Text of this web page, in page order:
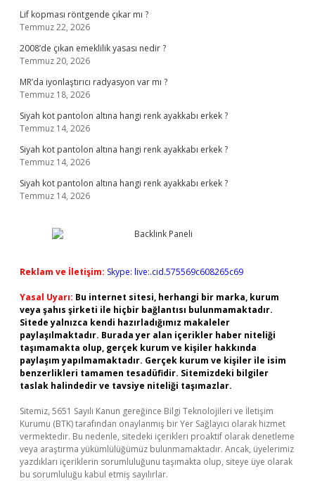
Lif kopması röntgende çıkar mı ?
Temmuz 22, 2026
2008’de çıkan emeklilik yasası nedir ?
Temmuz 20, 2026
MR’da iyonlaştırıcı radyasyon var mı ?
Temmuz 18, 2026
Siyah kot pantolon altına hangi renk ayakkabı erkek ?
Temmuz 14, 2026
Siyah kot pantolon altına hangi renk ayakkabı erkek ?
Temmuz 14, 2026
Siyah kot pantolon altına hangi renk ayakkabı erkek ?
Temmuz 14, 2026
Reklam ve İletişim: Skype: live:.cid.575569c608265c69
Yasal Uyarı: Bu internet sitesi, herhangi bir marka, kurum
veya şahıs şirketi ile hiçbir bağlantısı bulunmamaktadır.
Sitede yalnızca kendi hazırladığımız makaleler
paylaşılmaktadır. Burada yer alan içerikler haber niteliği
taşımamakta olup, gerçek kurum ve kişiler hakkında
paylaşım yapılmamaktadır. Gerçek kurum ve kişiler ile isim
benzerlikleri tamamen tesadüfidir. Sitemizdeki bilgiler
taslak halindedir ve tavsiye niteliği taşımazlar.
Sitemiz, 5651 Sayılı Kanun gereğince Bilgi Teknolojileri ve İletişim
Kurumu (BTK) tarafından onaylanmış bir Yer Sağlayıcı olarak hizmet
vermektedir. Bu nedenle, sitedeki içerikleri proaktif olarak denetleme
veya araştırma yükümlülüğümüz bulunmamaktadır. Ancak, üyelerimiz
yazdıkları içeriklerin sorumluluğunu taşımakta olup, siteye üye olarak
bu sorumluluğu kabul etmiş sayılırlar.